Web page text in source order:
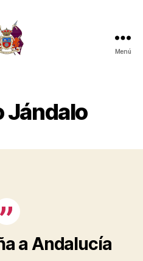
Centro
Menú
Jándalo
a Andalucía